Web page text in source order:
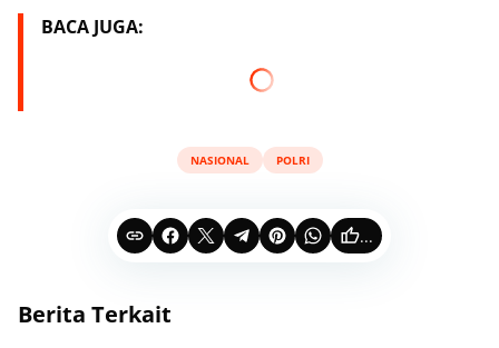
BACA JUGA:
NASIONAL POLRI
...
Berita Terkait